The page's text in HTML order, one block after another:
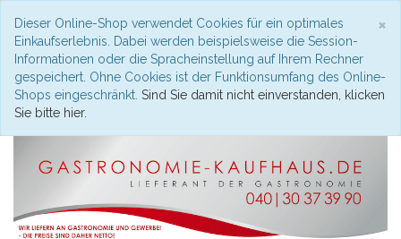
×
Dieser Online-Shop verwendet Cookies für ein optimales
Einkaufserlebnis. Dabei werden beispielsweise die Session-
Informationen oder die Spracheinstellung auf Ihrem Rechner
gespeichert. Ohne Cookies ist der Funktionsumfang des Online-
Shops eingeschränkt. Sind Sie damit nicht einverstanden, klicken
Sie bitte hier.